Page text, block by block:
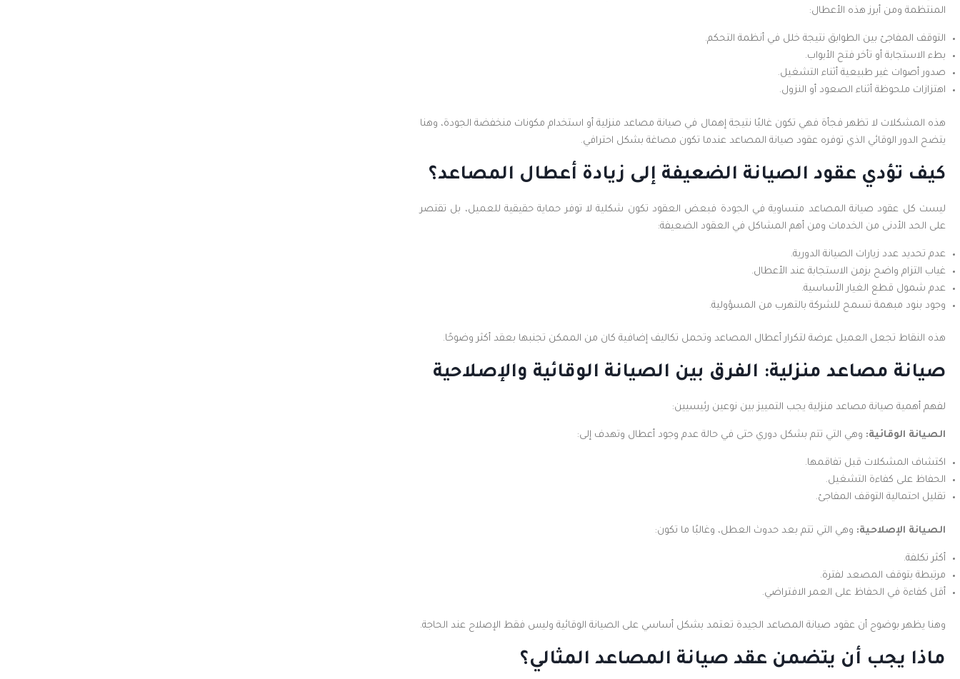
المنتظمة ومن أبرز هذه الأعطال:
التوقف المفاجئ بين الطوابق نتيجة خلل في أنظمة التحكم.
بطء الاستجابة أو تأخر فتح الأبواب.
صدور أصوات غير طبيعية أثناء التشغيل.
اهتزازات ملحوظة أثناء الصعود أو النزول.
هذه المشكلات لا تظهر فجأة فهي تكون غالبًا نتيجة إهمال في صيانة مصاعد منزلية أو استخدام مكونات منخفضة الجودة، وهنا
يتضح الدور الوقائي الذي توفره عقود صيانة المصاعد عندما تكون مصاغة بشكل احترافي.
كيف تؤدي عقود الصيانة الضعيفة إلى زيادة أعطال المصاعد؟
ليست كل عقود صيانة المصاعد متساوية في الجودة فبعض العقود تكون شكلية لا توفر حماية حقيقية للعميل، بل تقتصر
على الحد الأدنى من الخدمات ومن أهم المشاكل في العقود الضعيفة:
عدم تحديد عدد زيارات الصيانة الدورية.
غياب التزام واضح بزمن الاستجابة عند الأعطال.
عدم شمول قطع الغيار الأساسية.
وجود بنود مبهمة تسمح للشركة بالتهرب من المسؤولية.
هذه النقاط تجعل العميل عرضة لتكرار أعطال المصاعد وتحمل تكاليف إضافية كان من الممكن تجنبها بعقد أكثر وضوحًا.
صيانة مصاعد منزلية: الفرق بين الصيانة الوقائية والإصلاحية
لفهم أهمية صيانة مصاعد منزلية يجب التمييز بين نوعين رئيسيين:
الصيانة الوقائية: وهي التي تتم بشكل دوري حتى في حالة عدم وجود أعطال وتهدف إلى:
اكتشاف المشكلات قبل تفاقمها.
الحفاظ على كفاءة التشغيل.
تقليل احتمالية التوقف المفاجئ.
الصيانة الإصلاحية: وهي التي تتم بعد حدوث العطل، وغالبًا ما تكون:
أكثر تكلفة.
مرتبطة بتوقف المصعد لفترة.
أقل كفاءة في الحفاظ على العمر الافتراضي.
وهنا يظهر بوضوح أن عقود صيانة المصاعد الجيدة تعتمد بشكل أساسي على الصيانة الوقائية وليس فقط الإصلاح عند الحاجة.
ماذا يجب أن يتضمن عقد صيانة المصاعد المثالي؟